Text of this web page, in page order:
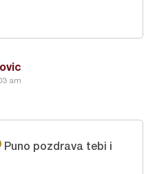
am
Puno pozdrava tebi i